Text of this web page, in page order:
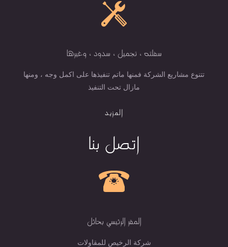
سفلته ، تجميل ، سدود ، وغيرها
تتنوع مشاريع الشركة فمنها ماتم تنفيذها على اكمل وجه ، ومنها
مازال تحت التنفيذ
المزيد
اتصل بنا
المقر الرئيسي بحائل
شركة الرخيص للمقاولات